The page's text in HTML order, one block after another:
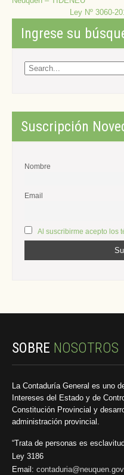
navigation
Ley Nº 3060-
Ingrese su
Suscripción
Nombre
Email
Al suscribirme acepto los
SOBRE NOSOTROS
La Contaduría General es uno
Intereses del Estado y de
Constitución Provincial y
administración provincial.
“Trata de personas es
Ley 3186
Email: